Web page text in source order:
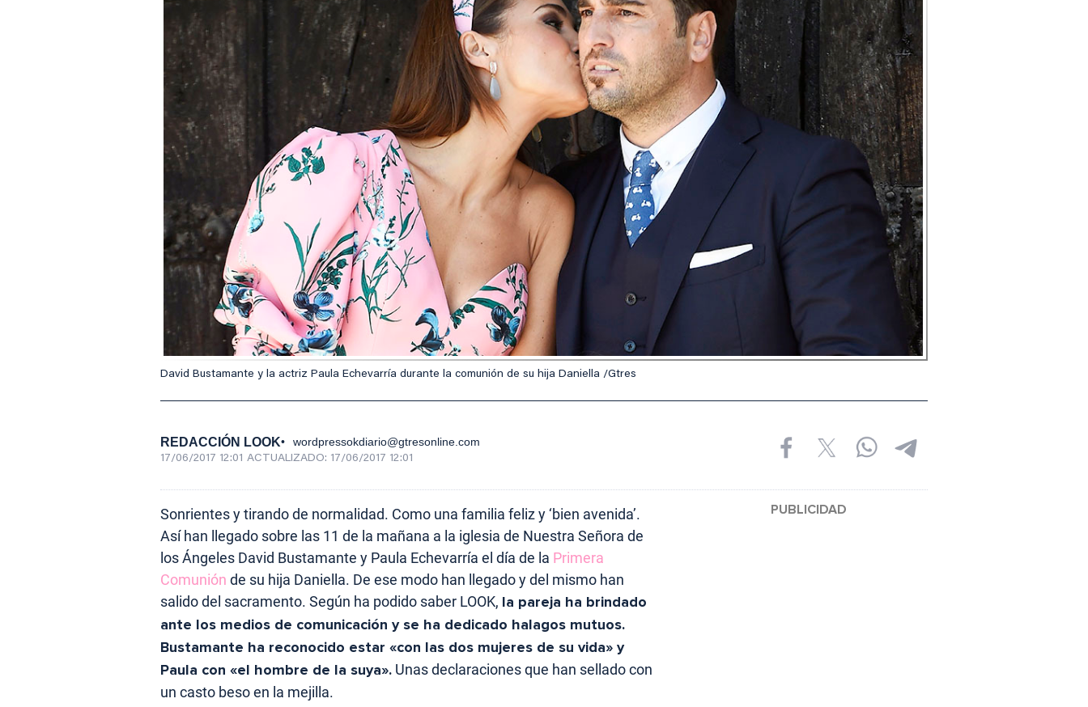
David Bustamante y la actriz Paula Echevarría durante la comunión de su hija Daniella /Gtres
REDACCIÓN LOOK wordpressokdiario@gtresonline.com
17/06/2017 12:01 ACTUALIZADO: 17/06/2017 12:01
Sonrientes y tirando de normalidad. Como una familia feliz y ‘bien avenida’.
Así han llegado sobre las 11 de la mañana a la iglesia de Nuestra Señora de
los Ángeles David Bustamante y Paula Echevarría el día de la Primera
Comunión de su hija Daniella. De ese modo han llegado y del mismo han
salido del sacramento. Según ha podido saber LOOK, la pareja ha brindado
ante los medios de comunicación y se ha dedicado halagos mutuos.
Bustamante ha reconocido estar «con las dos mujeres de su vida» y
Paula con «el hombre de la suya». Unas declaraciones que han sellado con
un casto beso en la mejilla.